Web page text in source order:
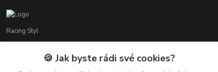
Racing Styl
Karel Muláček
774 51 50 88🍪 Jak byste rádi své cookies?